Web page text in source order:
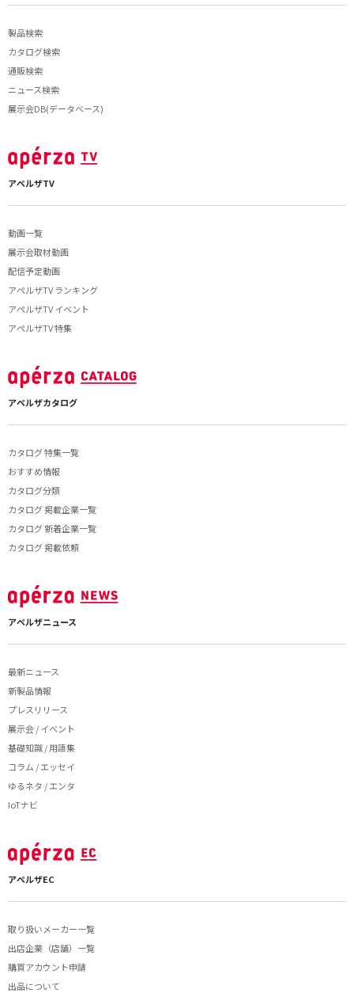
製品検索
カタログ検索
通販検索
ニュース検索
展示会DB(データベース)
アペルザTV
動画一覧
展示会取材動画
配信予定動画
アペルザTV ランキング
アペルザTV イベント
アペルザTV 特集
アペルザカタログ
カタログ 特集一覧
おすすめ情報
カタログ分類
カタログ 掲載企業一覧
カタログ 新着企業一覧
カタログ 掲載依頼
アペルザニュース
最新ニュース
新製品情報
プレスリリース
展示会 / イベント
基礎知識 / 用語集
コラム / エッセイ
ゆるネタ / エンタ
IoTナビ
アペルザEC
取り扱いメーカー一覧
出店企業（店舗）一覧
購買アカウント申請
出品について